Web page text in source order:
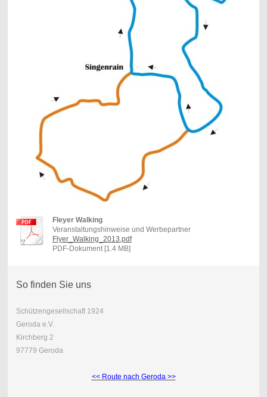
Fleyer Walking
Veranstaltungshinweise und Werbepartner
Flyer_Walking_2013.pdf
PDF-Dokument [1.4 MB]
So finden Sie uns
Schützengesellschaft 1924
Geroda e.V.
Kirchberg 2
97779 Geroda
<< Route nach Geroda >>